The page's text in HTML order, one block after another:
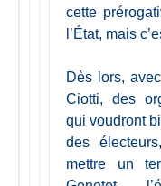
cette
l’État, mais
Dès lors,
Ciotti, des
qui voudront
des
mettre un